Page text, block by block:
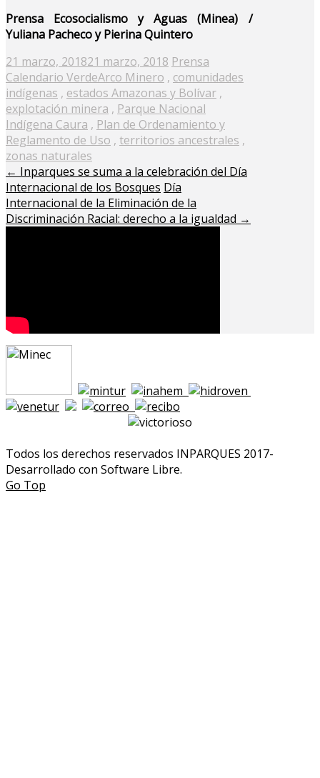
Prensa Ecosocialismo y Aguas (Minea) /
Yuliana Pacheco y Pierina Quintero
Posted
on
21 marzo, 201821 marzo, 2018 Prensa
Calendario VerdeArco Minero , comunidades
indígenas , estados Amazonas y Bolívar ,
explotación minera , Parque Nacional
Indígena Caura , Plan de Ordenamiento y
Reglamento de Uso , territorios ancestrales ,
zonas naturales
← Inparques se suma a la celebración del Día
Internacional de los Bosques Día
Internacional de la Eliminación de la
Discriminación Racial: derecho a la igualdad →
Todos los derechos reservados INPARQUES 2017-
Desarrollado con Software Libre.
Go Top